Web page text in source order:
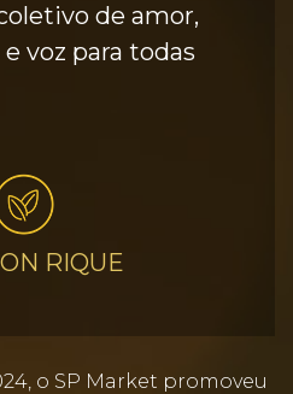
de amor,
voz para todas
RIQUE
o SP Market promoveu